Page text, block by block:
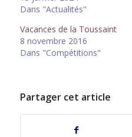
Dans "Actualités"
Vacances de la Toussaint
8 novembre 2016
Dans "Compétitions"
Partager cet article